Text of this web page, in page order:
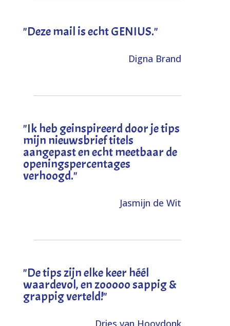
"Deze mail is echt GENIUS."
Digna Brand
"Ik heb geinspireerd door je tips
mijn nieuwsbrief titels
aangepast en echt meetbaar de
openingspercentages
verhoogd."
Jasmijn de Wit
"De tips zijn elke keer héél
waardevol, en zooooo sappig &
grappig verteld!"
Dries van Hooydonk